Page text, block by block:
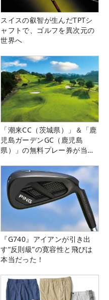
スイスの叡智が生んだTPTシ
ャフトで、ゴルフを異次元の
世界へ
「潮来CC（茨城県）」＆「鹿
児島ガーデンGC（鹿児島
県）」の無料プレー券が当た
『G740』アイアンが引き出
す“反則級”の寛容性と飛びは
本当だった！